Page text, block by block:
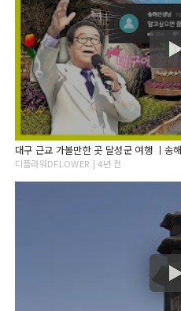
디플라워DFLOWER | 4년 전